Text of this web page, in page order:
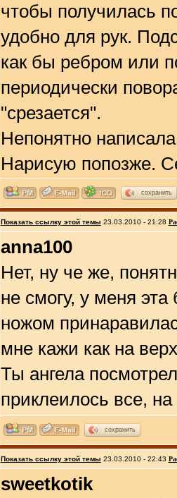
чтобы получилась
удобно для рук.
как бы ребром или
периодически
"срезается".
Непонятно
Нарисую попозже.
сохранить
Показать ссылку этой темы 23.03.2010 - 21:28
anna100
Нет, ну че же,
не смогу, у меня эта
ножом
мне кажи как на
Ты ангела
приклеилось все,
сохранить
Показать ссылку этой темы 23.03.2010 - 22:43
sweetkotik